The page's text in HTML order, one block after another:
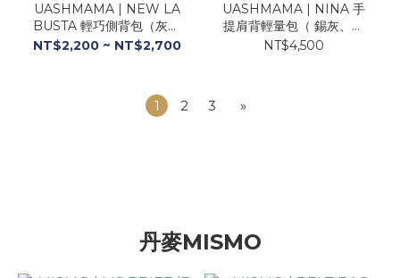
UASHMAMA | NEW LA
BUSTA 輕巧側背包（灰、
紅、駝、咖、橘、黑）
NT$2,200 ~ NT$2,700
UASHMAMA | NINA 手
提肩背輕量包（ 錫灰、古
銅金、油墨藍 ）
NT$4,500
1 2 3 »
丹麥MISMO